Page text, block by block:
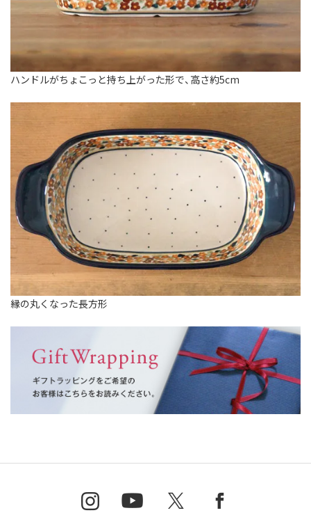
ハンドルがちょこっと持ち上がった形で、高さ約5cm
縁の丸くなった長方形